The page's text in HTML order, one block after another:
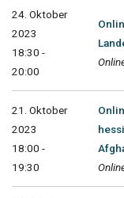
24. Oktober
2023
18:30 -
20:00
21. Oktober
2023
18:00 -
19:30